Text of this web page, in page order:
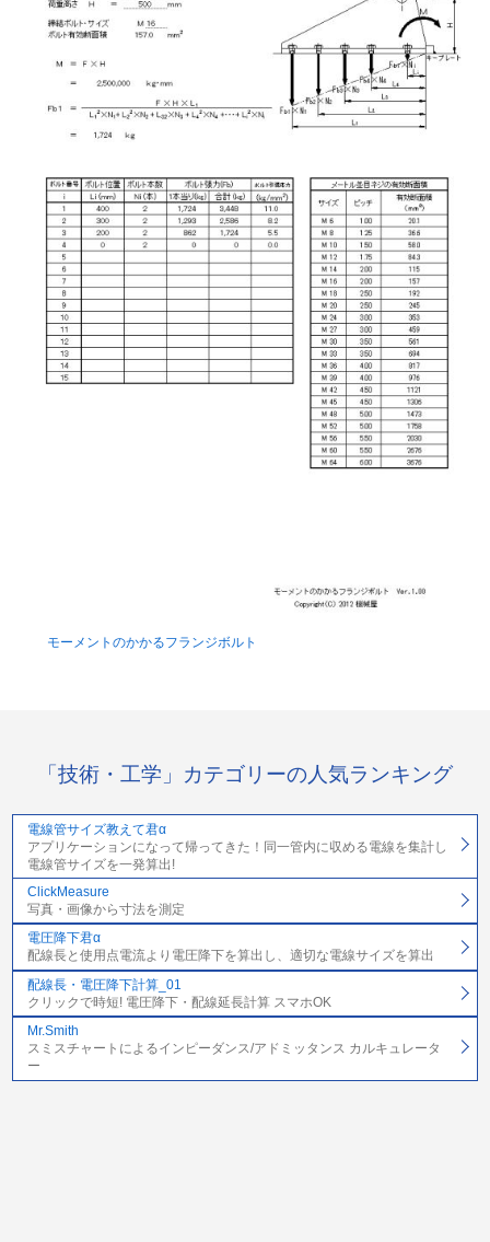
モーメントのかかるフランジボルト
「技術・工学」カテゴリーの人気ランキング
電線管サイズ教えて君α
アプリケーションになって帰ってきた！同一管内に収める電線を集計し
電線管サイズを一発算出!
ClickMeasure
写真・画像から寸法を測定
電圧降下君α
配線長と使用点電流より電圧降下を算出し、適切な電線サイズを算出
配線長・電圧降下計算_01
クリックで時短! 電圧降下・配線延長計算 スマホOK
Mr.Smith
スミスチャートによるインピーダンス/アドミッタンス カルキュレータ
ー